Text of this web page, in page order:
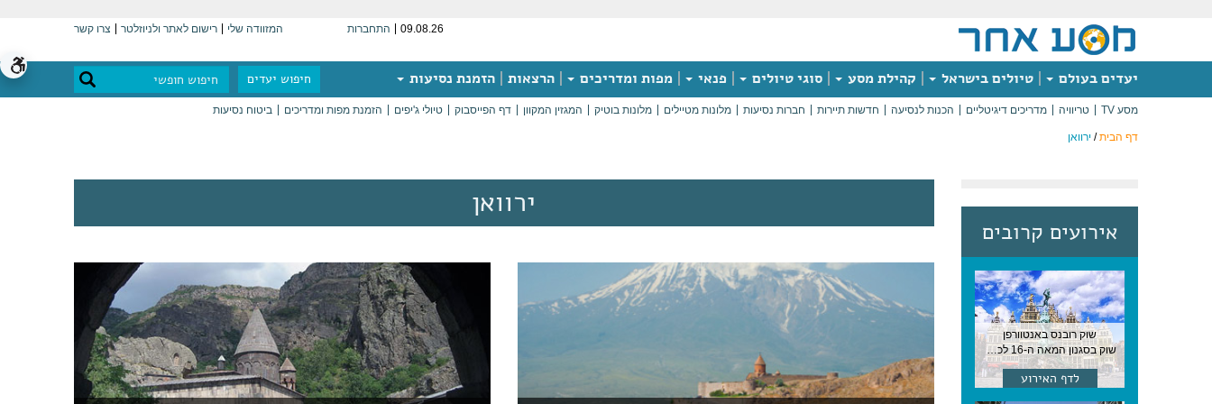
09.08.26 התחברות המזוודה שלי רישום לאתר ולניוזלטר צרו קשר
יעדים בעולם טיולים בישראל קהילת מסע סוגי טיולים פנאי מפות ומדריכים הרצאות הזמנת נסיעות חיפוש יעדים
מסע TV טריוויה מדריכים דיגיטליים הכנות לנסיעה חדשות תיירות חברות נסיעות מלונות מטיילים מלונות בוטיק המגזין המקוון דף הפייסבוק טיולי ג'יפים הזמנת מפות ומדריכים ביטוח נסיעות
דף הבית/ ירוואן
אירועים קרובים
שוק רובנס באנטוורפן
שוק בסגנון המאה ה-16 לכבודו של הצייר המפורסם, בן העיר, נערך ב-15 באוגוסט באנטוורפן
לדף האירוע
ירוואן